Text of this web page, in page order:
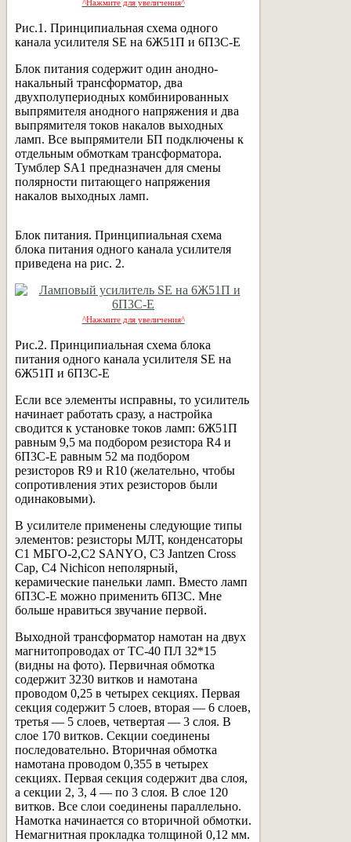
^Нажмите для увеличения^
Рис.1. Принципиальная схема одного
канала усилителя SE на 6Ж51П и 6П3С-Е
Блок питания содержит один анодно-
накальный трансформатор, два
двухполупериодных комбинированных
выпрямителя анодного напряжения и два
выпрямителя токов накалов выходных
ламп. Все выпрямители БП подключены к
отдельным обмоткам трансформатора.
Тумблер SA1 предназначен для смены
полярности питающего напряжения
накалов выходных ламп.
Блок питания. Принципиальная схема
блока питания одного канала усилителя
приведена на рис. 2.
^Нажмите для увеличения^
Рис.2. Принципиальная схема блока
питания одного канала усилителя SE на
6Ж51П и 6П3С-Е
Если все элементы исправны, то усилитель
начинает работать сразу, а настройка
сводится к установке токов ламп: 6Ж51П
равным 9,5 ма подбором резистора R4 и
6П3С-Е равным 52 ма подбором
резисторов R9 и R10 (желательно, чтобы
сопротивления этих резисторов были
одинаковыми).
В усилителе применены следующие типы
элементов: резисторы МЛТ, конденсаторы
С1 МБГО-2,С2 SANYO, С3 Jantzen Cross
Cap, С4 Nichicon неполярный,
керамические панельки ламп. Вместо ламп
6П3С-Е можно применить 6П3С. Мне
больше нравиться звучание первой.
Выходной трансформатор намотан на двух
магнитопроводах от ТС-40 ПЛ 32*15
(видны на фото). Первичная обмотка
содержит 3230 витков и намотана
проводом 0,25 в четырех секциях. Первая
секция содержит 5 слоев, вторая — 6 слоев,
третья — 5 слоев, четвертая — 3 слоя. В
слое 170 витков. Секции соединены
последовательно. Вторичная обмотка
намотана проводом 0,355 в четырех
секциях. Первая секция содержит два слоя,
а секции 2, 3, 4 — по 3 слоя. В слое 120
витков. Все слои соединены параллельно.
Намотка начинается со вторичной обмотки.
Немагнитная прокладка толщиной 0,12 мм.